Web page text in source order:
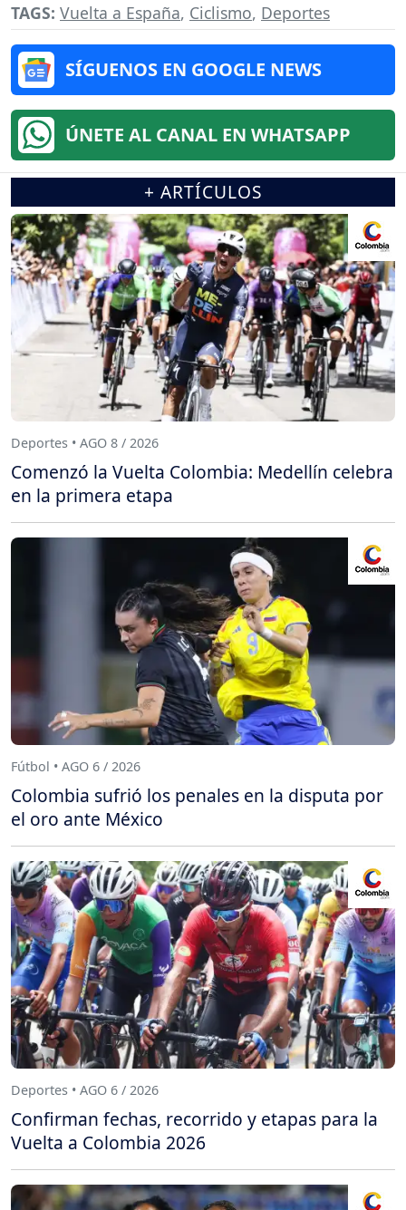
TAGS: Vuelta a España, Ciclismo, Deportes
SÍGUENOS EN GOOGLE NEWS
ÚNETE AL CANAL EN WHATSAPP
+ ARTÍCULOS
Deportes • AGO 8 / 2026
Comenzó la Vuelta Colombia: Medellín celebra
en la primera etapa
Fútbol • AGO 6 / 2026
Colombia sufrió los penales en la disputa por
el oro ante México
Deportes • AGO 6 / 2026
Confirman fechas, recorrido y etapas para la
Vuelta a Colombia 2026